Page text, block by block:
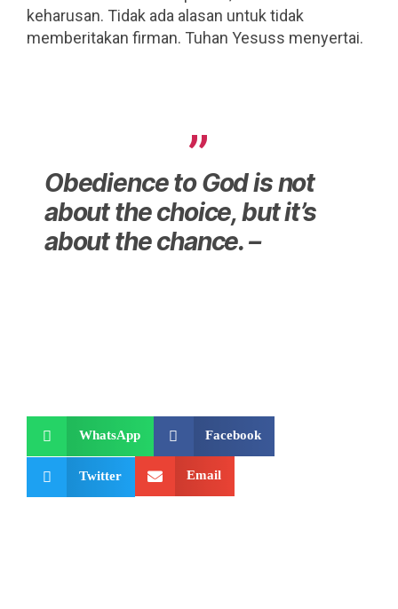
keharusan. Tidak ada alasan untuk tidak
memberitakan firman. Tuhan Yesuss menyertai.
Obedience to God is not
about the choice, but it’s
about the chance. –
WhatsApp Facebook
Twitter Email